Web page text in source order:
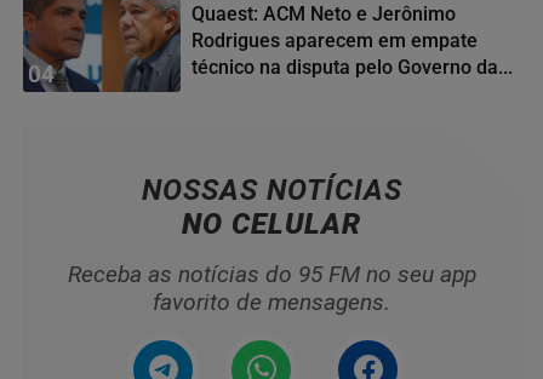
04
Quaest: ACM Neto e Jerônimo
Rodrigues aparecem em empate
técnico na disputa pelo Governo da...
NOSSAS NOTÍCIAS
NO CELULAR
Receba as notícias do 95 FM no seu app
favorito de mensagens.